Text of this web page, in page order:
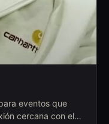
eventos que
cercana con el